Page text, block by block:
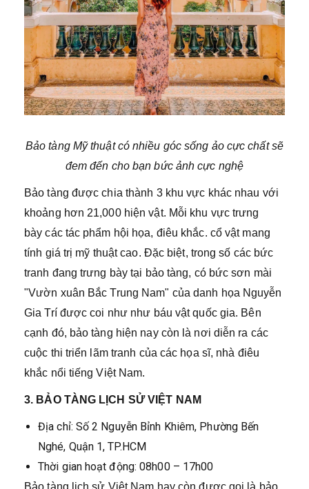
Bảo tàng Mỹ thuật có nhiều góc sống ảo cực chất sẽ
đem đến cho bạn bức ảnh cực nghệ
Bảo tàng được chia thành 3 khu vực khác nhau với
khoảng hơn 21,000 hiện vật. Mỗi khu vực trưng
bày các tác phẩm hội họa, điêu khắc. cổ vật mang
tính giá trị mỹ thuật cao. Đặc biệt, trong số các bức
tranh đang trưng bày tại bảo tàng, có bức sơn mài
"Vườn xuân Bắc Trung Nam" của danh họa Nguyễn
Gia Trí được coi như như báu vật quốc gia. Bên
cạnh đó, bảo tàng hiện nay còn là nơi diễn ra các
cuộc thi triển lãm tranh của các họa sĩ, nhà điêu
khắc nổi tiếng Việt Nam.
3. BẢO TÀNG LỊCH SỬ VIỆT NAM
Địa chỉ: Số 2 Nguyễn Bỉnh Khiêm, Phường Bến
Nghé, Quận 1, TP.HCM
Thời gian hoạt động: 08h00 – 17h00
Bảo tàng lịch sử Việt Nam hay còn được gọi là bảo